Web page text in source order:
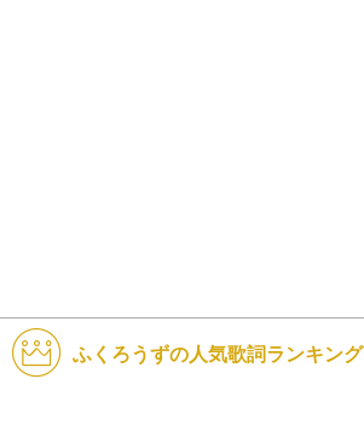
ふくろうずの人気歌詞ランキング